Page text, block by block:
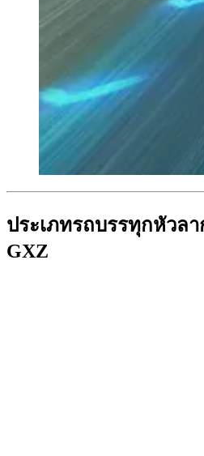
ประเภทรถบรรทุกหัวล
GXZ